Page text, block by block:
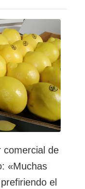
comercial de
«Muchas
el